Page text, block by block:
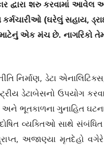
દ્વારા શરુ કરવામાં આવેલ
(ઘરેલું સહાય,
એક મંચ છે. નાગરિકો
નિર્માણ, ડેટા
ડેટાબેસનો ઉપયોગ
અને ભૂતકાળના ગુનાહિત
વ્યક્તિઓ સાથે
અજાણ્યા મૃતદેહો વગેરે